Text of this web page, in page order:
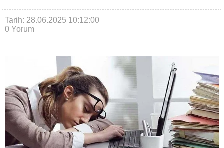
Tarih: 28.06.2025 10:12:00
0 Yorum